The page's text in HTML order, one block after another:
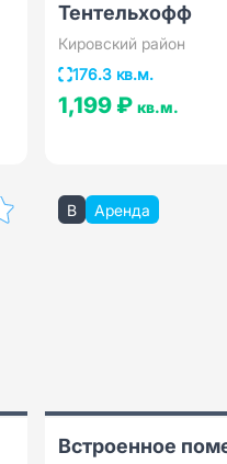
Тентельхофф
Кировский район
176.3 кв.м.
1,199 ₽кв.м.
B Аренда
Встроенное